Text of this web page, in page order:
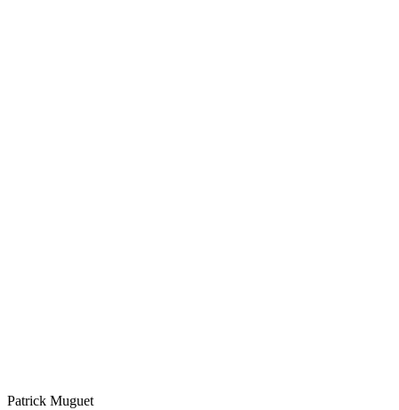
Patrick Muguet